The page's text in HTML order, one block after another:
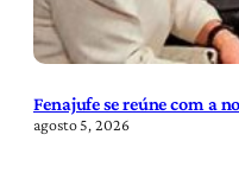
Fenajufe se reúne com a
agosto 5, 2026